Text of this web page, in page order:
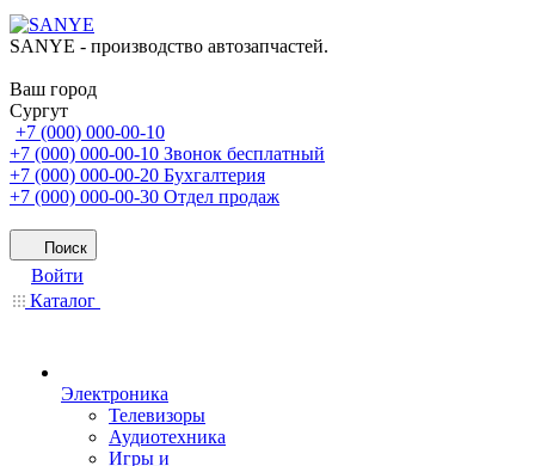
SANYE - производство автозапчастей.
Ваш город
Сургут
+7 (000) 000-00-10
+7 (000) 000-00-10 Звонок бесплатный
+7 (000) 000-00-20 Бухгалтерия
+7 (000) 000-00-30 Отдел продаж
Поиск
Войти
Каталог
Электроника
Телевизоры
Аудиотехника
Игры и